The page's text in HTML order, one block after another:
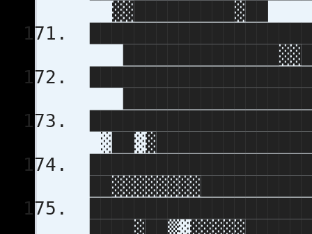
▓▓█████████▓██
██████████████▓▓█